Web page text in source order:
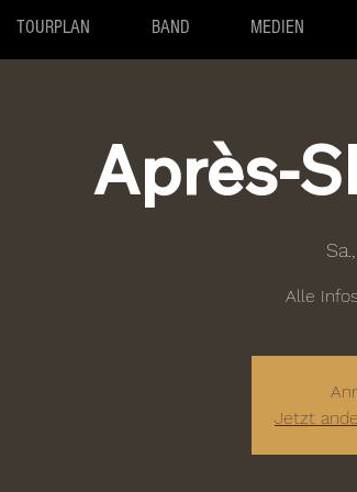
TOURPLAN BAND MEDIEN
Après-
Alle
Jetzt